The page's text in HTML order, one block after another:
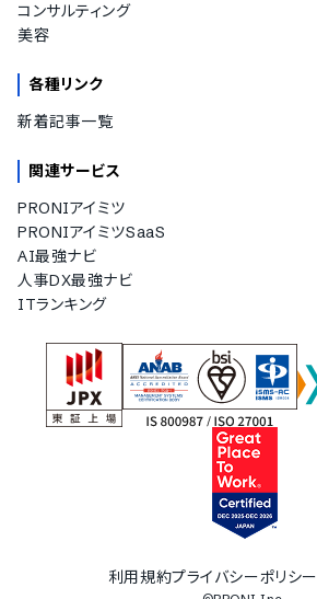
コンサルティング
美容
各種リンク
新着記事一覧
関連サービス
PRONIアイミツ
PRONIアイミツSaaS
AI最強ナビ
人事DX最強ナビ
ITランキング
利用規約プライバシーポリシー